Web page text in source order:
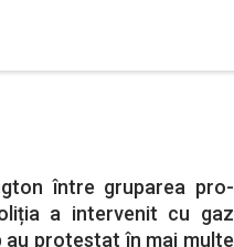
între gruparea pro-
a intervenit cu gaz
au protestat în mai multe